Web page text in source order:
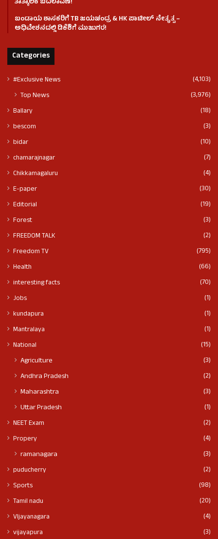
ಬಂಡಾಯ ಶಾಸಕರಿಗೆ TB ಜಯಚಂದ್ರ & HK ಪಾಟೀಲ್ ನೇತೃತ್ವ –
ಅಧಿವೇಶನದಲ್ಲಿ ಡಿಕೆಶಿಗೆ ಮುಜುಗರ!
Categories
#Exclusive News (4,103)
Top News (3,976)
Ballary
(18)
bescom
(3)
bidar
(10)
chamarajnagar
(7)
Chikkamagaluru
(4)
E-paper
(30)
Editorial
(19)
Forest
(3)
FREEDOM TALK
(2)
Freedom TV
(795)
Health
(66)
interesting facts
(70)
Jobs
(1)
kundapura
(1)
Mantralaya
(1)
National
(15)
Agriculture
(3)
Andhra Pradesh
(2)
Maharashtra
(3)
Uttar Pradesh
(1)
NEET Exam
(2)
Propery
(4)
ramanagara (3)
puducherry
(2)
Sports
(98)
Tamil nadu
(20)
VIjayanagara
(4)
vijayapura
(3)